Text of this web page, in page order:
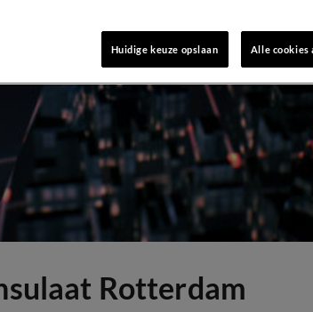
Rotterdam
Huidige keuze opslaan Alle cookies